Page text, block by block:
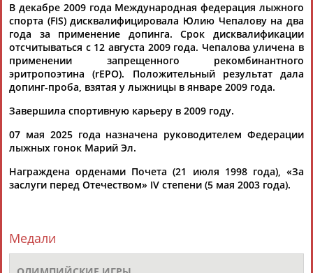
Норвежцы укрепили лидерство в...
(Проект: Информационное агентство СТАДИОН)
04.03.2021
Бегун Олег Ильин стал 11-м российским спортсменом,
отбывающим наказание за использование ЭПО
...кроссу общества "Динамо", которые состоялись 10 июля.
временного... ...по лыжным гонкам Лариса Лазутина, Ольга
отечественные...
(Проект:Информационное агентство СТАДИОН
Чемпион мира по гребле Олег Жестков стал 10-м российским
отечественные...
(Проект:
В декабре 2009 года Международная федерация лыжного
спорта (FIS) дисквалифицировала Юлию Чепалову на два
года за применение допинга. Срок дисквалификации
отсчитываться с 12 августа 2009 года. Чепалова уличена в
применении запрещенного рекомбинантного
эритропоэтина (rEPO). Положительный результат дала
допинг-проба, взятая у лыжницы в январе 2009 года.
Завершила спортивную карьеру в 2009 году.
07 мая 2025 года назначена руководителем Федерации
лыжных гонок Марий Эл.
Награждена орденами Почета (21 июля 1998 года), «За
заслуги перед Отечеством» IV степени (5 мая 2003 года).
Медали